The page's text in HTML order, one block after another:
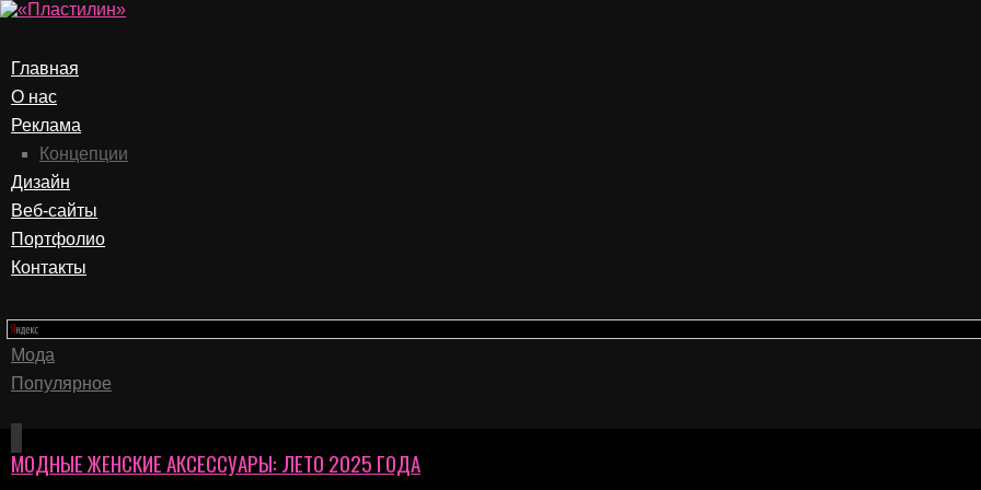
Главная
О нас
Реклама
Концепции
Дизайн
Веб-сайты
Портфолио
Контакты
Мода
Популярное
МОДНЫЕ ЖЕНСКИЕ АКСЕССУАРЫ: ЛЕТО 2025 ГОДА